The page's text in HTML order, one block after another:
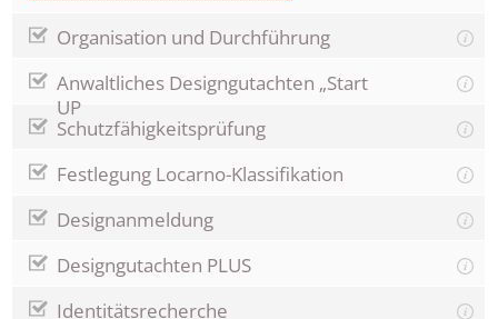
Organisation und Durchführung
Anwaltliches Designgutachten „Start
UP
Schutzfähigkeitsprüfung
Festlegung Locarno-Klassifikation
Designanmeldung
Designgutachten PLUS
Identitätsrecherche